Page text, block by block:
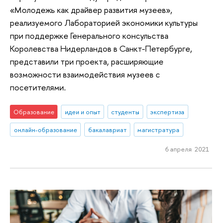
«Молодежь как драйвер развития музеев»,
реализуемого Лабораторией экономики культуры
при поддержке Генерального консульства
Королевства Нидерландов в Санкт-Петербурге,
представили три проекта, расширяющие
возможности взаимодействия музеев с
посетителями.
Образование идеи и опыт студенты
экспертиза
онлайн-образование
бакалавриат магистратура
6 апреля 2021